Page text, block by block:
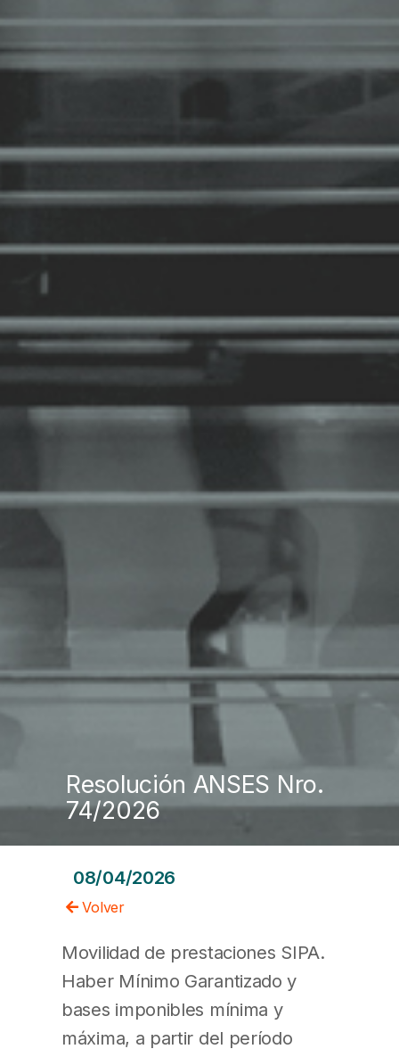
Resolución ANSES Nro.
74/2026
08/04/2026
Volver
Movilidad de prestaciones SIPA.
Haber Mínimo Garantizado y
bases imponibles mínima y
máxima, a partir del período